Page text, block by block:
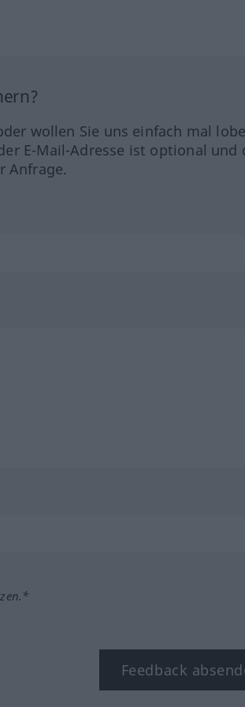
wollen Sie uns einfach mal
E-Mail-Adresse ist optional und
Anfrage.
Feedback